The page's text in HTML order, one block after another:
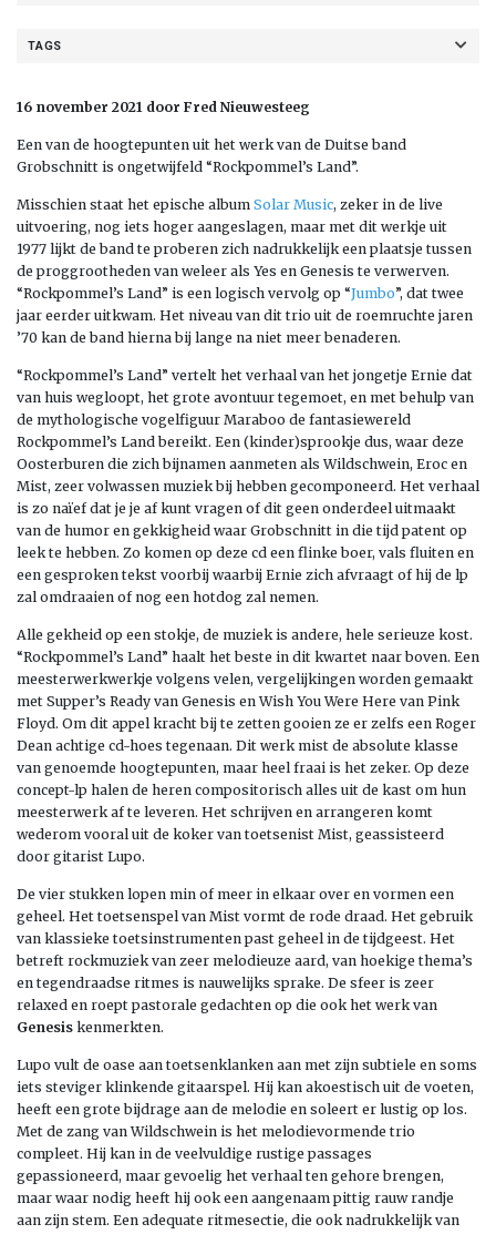
TAGS
16 november 2021 door Fred Nieuwesteeg
Een van de hoogtepunten uit het werk van de Duitse band
Grobschnitt is ongetwijfeld “Rockpommel’s Land”.
Misschien staat het epische album Solar Music, zeker in de live
uitvoering, nog iets hoger aangeslagen, maar met dit werkje uit
1977 lijkt de band te proberen zich nadrukkelijk een plaatsje tussen
de proggrootheden van weleer als Yes en Genesis te verwerven.
“Rockpommel’s Land” is een logisch vervolg op “Jumbo”, dat twee
jaar eerder uitkwam. Het niveau van dit trio uit de roemruchte jaren
’70 kan de band hierna bij lange na niet meer benaderen.
“Rockpommel’s Land” vertelt het verhaal van het jongetje Ernie dat
van huis wegloopt, het grote avontuur tegemoet, en met behulp van
de mythologische vogelfiguur Maraboo de fantasiewereld
Rockpommel’s Land bereikt. Een (kinder)sprookje dus, waar deze
Oosterburen die zich bijnamen aanmeten als Wildschwein, Eroc en
Mist, zeer volwassen muziek bij hebben gecomponeerd. Het verhaal
is zo naïef dat je je af kunt vragen of dit geen onderdeel uitmaakt
van de humor en gekkigheid waar Grobschnitt in die tijd patent op
leek te hebben. Zo komen op deze cd een flinke boer, vals fluiten en
een gesproken tekst voorbij waarbij Ernie zich afvraagt of hij de lp
zal omdraaien of nog een hotdog zal nemen.
Alle gekheid op een stokje, de muziek is andere, hele serieuze kost.
“Rockpommel’s Land” haalt het beste in dit kwartet naar boven. Een
meesterwerkwerkje volgens velen, vergelijkingen worden gemaakt
met Supper’s Ready van Genesis en Wish You Were Here van Pink
Floyd. Om dit appel kracht bij te zetten gooien ze er zelfs een Roger
Dean achtige cd-hoes tegenaan. Dit werk mist de absolute klasse
van genoemde hoogtepunten, maar heel fraai is het zeker. Op deze
concept-lp halen de heren compositorisch alles uit de kast om hun
meesterwerk af te leveren. Het schrijven en arrangeren komt
wederom vooral uit de koker van toetsenist Mist, geassisteerd
door gitarist Lupo.
De vier stukken lopen min of meer in elkaar over en vormen een
geheel. Het toetsenspel van Mist vormt de rode draad. Het gebruik
van klassieke toetsinstrumenten past geheel in de tijdgeest. Het
betreft rockmuziek van zeer melodieuze aard, van hoekige thema’s
en tegendraadse ritmes is nauwelijks sprake. De sfeer is zeer
relaxed en roept pastorale gedachten op die ook het werk van
Genesis kenmerkten.
Lupo vult de oase aan toetsenklanken aan met zijn subtiele en soms
iets steviger klinkende gitaarspel. Hij kan akoestisch uit de voeten,
heeft een grote bijdrage aan de melodie en soleert er lustig op los.
Met de zang van Wildschwein is het melodievormende trio
compleet. Hij kan in de veelvuldige rustige passages
gepassioneerd, maar gevoelig het verhaal ten gehore brengen,
maar waar nodig heeft hij ook een aangenaam pittig rauw randje
aan zijn stem. Een adequate ritmesectie, die ook nadrukkelijk van